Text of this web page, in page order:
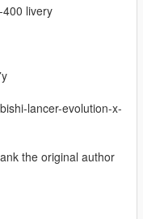
livery
lancer-evolution-x-
the original author